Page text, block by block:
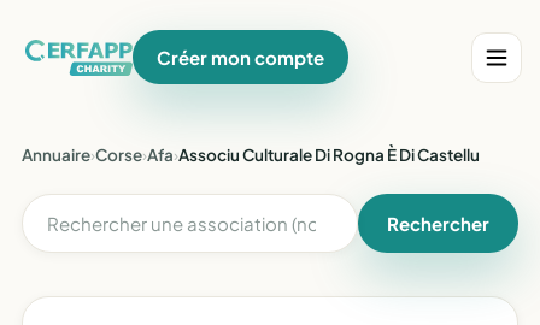
Créer mon compte
Annuaire›Corse›Afa›Associu Culturale Di Rogna È Di Castellu
Rechercher